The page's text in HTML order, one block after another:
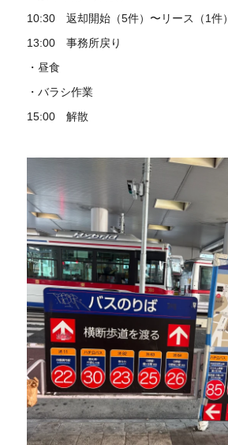
10:30 返却開始（5件）〜リース（1件）
13:00 事務所戻り
・昼食
・バラシ作業
15:00 解散